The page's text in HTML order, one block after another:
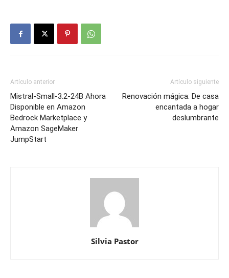
Artículo anterior
Mistral-Small-3.2-24B Ahora
Disponible en Amazon
Bedrock Marketplace y
Amazon SageMaker
JumpStart
Artículo siguiente
Renovación mágica: De casa
encantada a hogar
deslumbrante
Silvia Pastor